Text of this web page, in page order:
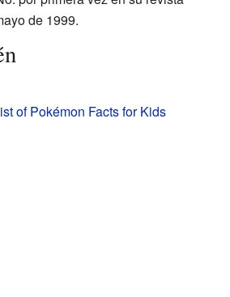
de 1999.
of Pokémon Facts for Kids